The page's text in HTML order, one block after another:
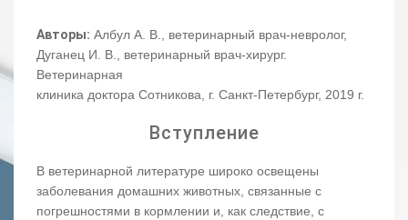
Авторы: Албул А. В., ветеринарный врач-невролог,
Дуганец И. В., ветеринарный врач-хирург.
Ветеринарная
клиника доктора Сотникова, г. Санкт-Петербург, 2019 г.
Вступление
В ветеринарной литературе широко освещены
заболевания домашних животных, связанные с
погрешностями в кормлении и, как следствие, с